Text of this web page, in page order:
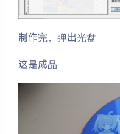
制作完，弹出光盘
这是成品